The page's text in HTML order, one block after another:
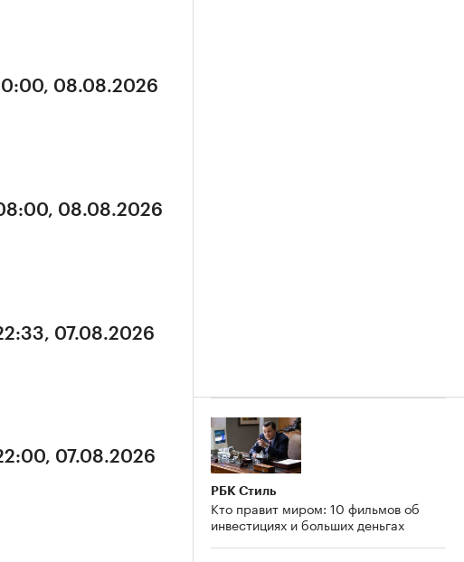
08.08.2026
08.08.2026
07.08.2026
07.08.2026
РБК Стиль
Кто правит миром: 10 фильмов об
инвестициях и больших деньгах